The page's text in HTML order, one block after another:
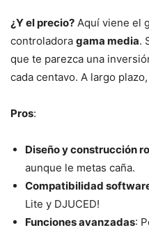
¿Y el precio? Aquí viene el
controladora gama media.
que te parezca una
cada centavo. A largo
Pros:
Diseño y construcción
aunque le metas caña.
Compatibilidad
Lite y DJUCED!
Funciones avanzadas: